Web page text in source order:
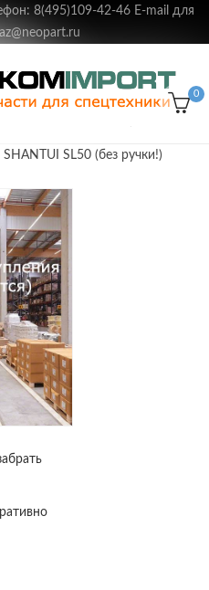
8(495)109-42-46 E-mail для
0
SL50 (без ручки!)